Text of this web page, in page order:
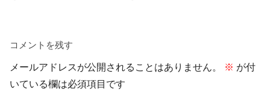
コメントを残す
メールアドレスが公開されることはありません。 ※ が付
いている欄は必須項目です